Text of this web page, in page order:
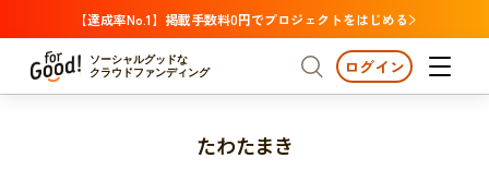
【達成率No.1】掲載手数料0円でプロジェクトをはじめる
ソーシャルグッドな
クラウドファンディング
ログイン
たわたまき